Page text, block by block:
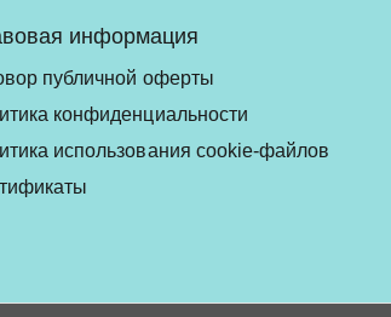
информация
публичной оферты
конфиденциальности
использования cookie-файлов